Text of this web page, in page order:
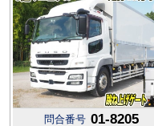
問合番号 01-8205